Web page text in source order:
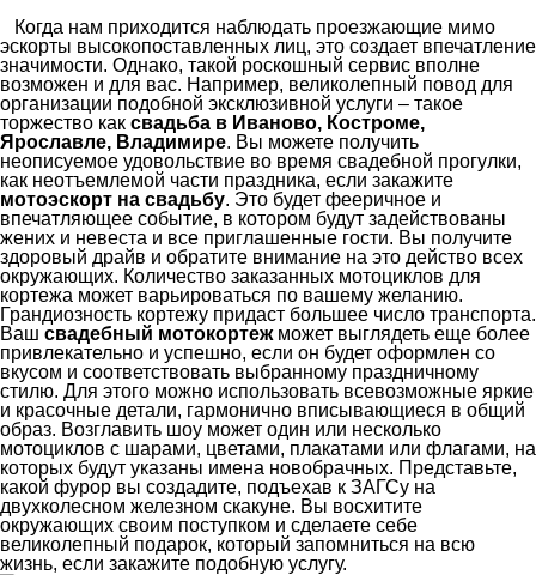
Когда нам приходится наблюдать проезжающие мимо
эскорты высокопоставленных лиц, это создает впечатление
значимости. Однако, такой роскошный сервис вполне
возможен и для вас. Например, великолепный повод для
организации подобной эксклюзивной услуги – такое
торжество как свадьба в Иваново, Костроме,
Ярославле, Владимире. Вы можете получить
неописуемое удовольствие во время свадебной прогулки,
как неотъемлемой части праздника, если закажите
мотоэскорт на свадьбу. Это будет фееричное и
впечатляющее событие, в котором будут задействованы
жених и невеста и все приглашенные гости. Вы получите
здоровый драйв и обратите внимание на это действо всех
окружающих. Количество заказанных мотоциклов для
кортежа может варьироваться по вашему желанию.
Грандиозность кортежу придаст большее число транспорта.
Ваш свадебный мотокортежможет выглядеть еще более
привлекательно и успешно, если он будет оформлен со
вкусом и соответствовать выбранному праздничному
стилю. Для этого можно использовать всевозможные яркие
и красочные детали, гармонично вписывающиеся в общий
образ. Возглавить шоу может один или несколько
мотоциклов с шарами, цветами, плакатами или флагами, на
которых будут указаны имена новобрачных. Представьте,
какой фурор вы создадите, подъехав к ЗАГСу на
двухколесном железном скакуне. Вы восхитите
окружающих своим поступком и сделаете себе
великолепный подарок, который запомниться на всю
жизнь, если закажите подобную услугу.